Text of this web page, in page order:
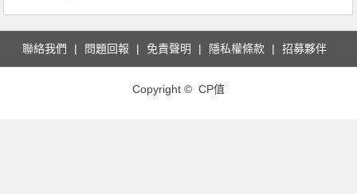
聯絡我們 問題回報 免責聲明 隱私權條款 招募夥伴
Copyright © CP值